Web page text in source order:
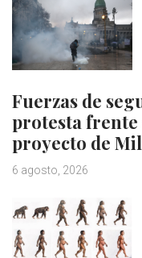
Fuerzas de
protesta
proyecto de
6 agosto, 2026